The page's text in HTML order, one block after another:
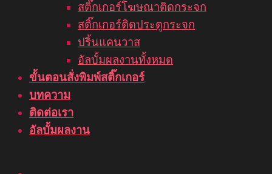
สติ๊กเกอร์โฆษณาติดกระจก
สติ๊กเกอร์ติดประตูกระจก
ปริ้นแคนวาส
อัลบั้มผลงานทั้งหมด
ขั้นตอนสั่งพิมพ์สติ๊กเกอร์
บทความ
ติดต่อเรา
อัลบั้มผลงาน